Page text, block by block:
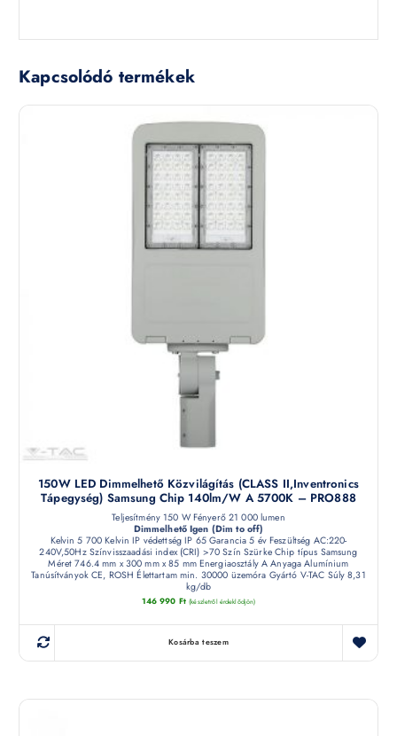
Kapcsolódó termékek
150W LED Dimmelhető Közvilágítás (CLASS II,Inventronics
Tápegység) Samsung Chip 140lm/W A 5700K – PRO888
Teljesítmény 150 W Fényerő 21 000 lumen
Dimmelhető Igen (Dim to off)
Kelvin 5 700 Kelvin IP védettség IP 65 Garancia 5 év Feszültség AC:220-
240V,50Hz Színvisszaadási index (CRI) >70 Szín Szürke Chip típus Samsung
Méret 746.4 mm x 300 mm x 85 mm Energiaosztály A Anyaga Alumínium
Tanúsítványok CE, ROSH Élettartam min. 30000 üzemóra Gyártó V-TAC Súly 8,31
kg/db
146 990 Ft (készletről érdeklődjön)
Kosárba teszem